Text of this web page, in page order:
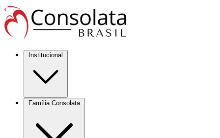
Institucional
Família Consolata